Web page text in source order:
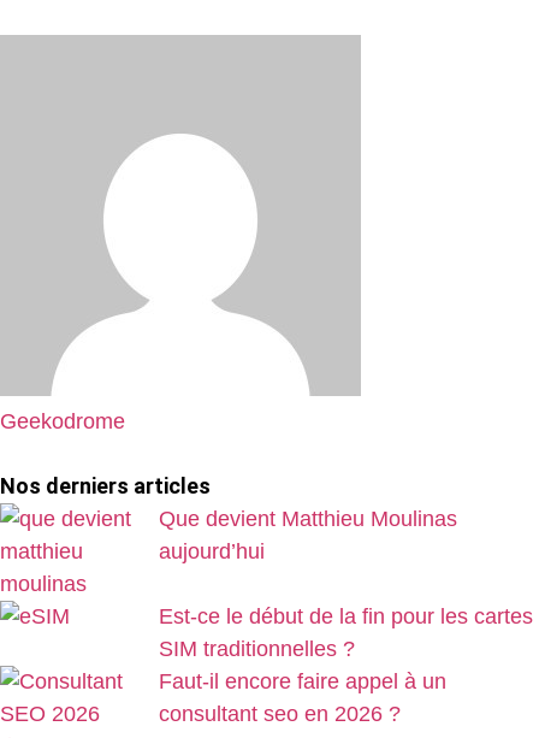
Geekodrome
Nos derniers articles
Que devient Matthieu Moulinas
aujourd’hui
Est-ce le début de la fin pour les cartes
SIM traditionnelles ?
Faut-il encore faire appel à un
consultant seo en 2026 ?